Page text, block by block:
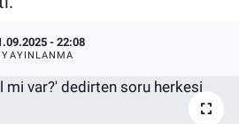
- 22:08
YAYINLANMA